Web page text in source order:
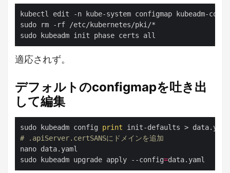
kubectl edit -n kube-system configmap kubeadm-
sudo rm -rf /etc/kubernetes/pki/*
適応されず。
デフォルトのconfigmapを吐き出
して編集
sudo kubeadm config print
# .apiServer.certSANSにドメインを追加
nano data.yaml
sudo kubeadm upgrade apply --config=